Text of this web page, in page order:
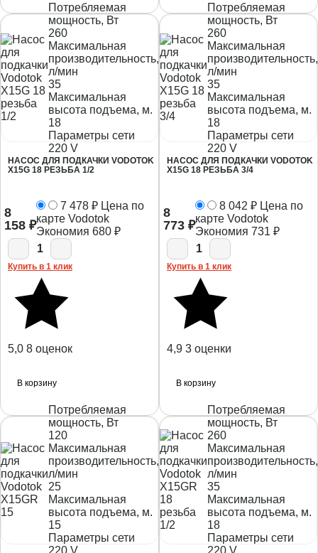
Потребляемая
мощность, Вт
260
Максимальная
производительность,
л/мин
35
Максимальная
высота подъема, м.
18
Параметры сети
220 V
НАСОС ДЛЯ ПОДКАЧКИ VODOTOK
X15G 18 РЕЗЬБА 1/2
8
158 ₽
7 478 ₽ Цена по
карте Vodotok
Экономия 680 ₽
1
Купить в 1 клик
5,0 8 оценок
В корзину
Потребляемая
мощность, Вт
260
Максимальная
производительность,
л/мин
35
Максимальная
высота подъема, м.
18
Параметры сети
220 V
НАСОС ДЛЯ ПОДКАЧКИ VODOTOK
X15G 18 РЕЗЬБА 3/4
8
773 ₽
8 042 ₽ Цена по
карте Vodotok
Экономия 731 ₽
1
Купить в 1 клик
4,9 3 оценки
В корзину
Потребляемая
мощность, Вт
120
Максимальная
производительность,
л/мин
25
Максимальная
высота подъема, м.
15
Параметры сети
220 V
Потребляемая
мощность, Вт
260
Максимальная
производительность,
л/мин
35
Максимальная
высота подъема, м.
18
Параметры сети
220 V